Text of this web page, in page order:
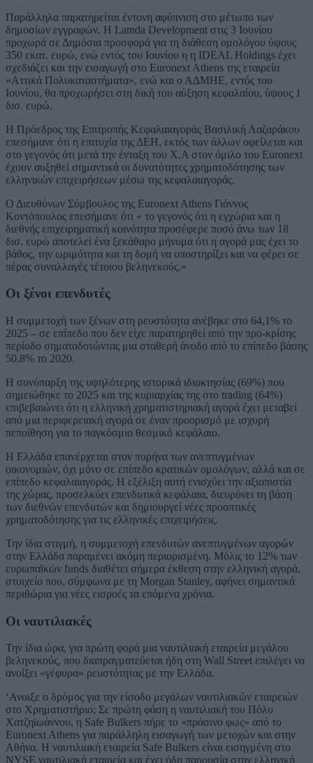
Παράλληλα παρατηρείται έντονη αφύπνιση στο μέτωπο των
δημοσίων εγγραφών. Η Lamda Development στις 3 Ιουνίου
προχωρά σε Δημόσια προσφορά για τη διάθεση ομολόγου ύψους
350 εκατ. ευρώ, ενώ εντός του Ιουνίου η η IDEAL Holdings έχει
σχεδιάζει και την εισαγωγή στο Euronext Athens της εταιρεία
«Αττικά Πολυκαταστήματα», ενώ και ο ΑΔΜΗΕ, εντός του
Ιουνίου, θα προχωρήσει στη δική του αύξηση κεφαλαίου, ύψους 1
δισ. ευρώ.
Η Πρόεδρος της Επιτροπής Κεφαλαιαγοράς Βασιλική Λαζαράκου
επεσήμανε ότι η επιτυχία της ΔΕΗ, εκτός των άλλων οφείλεται και
στο γεγονός ότι μετά την ένταξη του Χ.Α στον όμιλο του Euronext
έχουν αυξηθεί σημαντικά οι δυνατότητες χρηματοδότησης των
ελληνικών επιχειρήσεων μέσω της κεφαλαιαγοράς.
Ο Διευθύνων Σύμβουλος της Euronext Athens Γιάννος
Κοντόπουλος επεσήμανε ότι « το γεγονός ότι η εγχώρια και η
διεθνής επιχειρηματική κοινότητα προσέφερε ποσό άνω των 18
δισ. ευρώ αποτελεί ένα ξεκάθαρο μήνυμα ότι η αγορά μας έχει το
βάθος, την ωριμότητα και τη δομή να υποστηρίξει και να φέρει σε
πέρας συναλλαγές τέτοιου βεληνεκούς.»
Οι ξένοι επενδυτές
Η συμμετοχή των ξένων στη ρευστότητα ανέβηκε στο 64,1% το
2025 – σε επίπεδο που δεν είχε παρατηρηθεί από την προ-κρίσης
περίοδο σηματοδοτώντας μια σταθερή άνοδο από το επίπεδο βάσης
50,8% το 2020.
Η συνύπαρξη της υψηλότερης ιστορικά ιδιοκτησίας (69%) που
σημειώθηκε το 2025 και της κυριαρχίας της στο trading (64%)
επιβεβαιώνει ότι η ελληνική χρηματιστηριακή αγορά έχει μεταβεί
από μια περιφερειακή αγορά σε έναν προορισμό με ισχυρή
πεποίθηση για το παγκόσμιο θεσμικό κεφάλαιο.
Η Ελλάδα επανέρχεται στον πυρήνα των ανεπτυγμένων
οικονομιών, όχι μόνο σε επίπεδο κρατικών ομολόγων, αλλά και σε
επίπεδο κεφαλαιαγοράς. Η εξέλιξη αυτή ενισχύει την αξιοπιστία
της χώρας, προσελκύει επενδυτικά κεφάλαια, διευρύνει τη βάση
των διεθνών επενδυτών και δημιουργεί νέες προοπτικές
χρηματοδότησης για τις ελληνικές επιχειρήσεις.
Την ίδια στιγμή, η συμμετοχή επενδυτών ανεπτυγμένων αγορών
στην Ελλάδα παραμένει ακόμη περιορισμένη. Μόλις το 12% των
ευρωπαϊκών funds διαθέτει σήμερα έκθεση στην ελληνική αγορά,
στοιχείο που, σύμφωνα με τη Morgan Stanley, αφήνει σημαντικά
περιθώρια για νέες εισροές τα επόμενα χρόνια.
Οι ναυτιλιακές
Την ίδια ώρα, για πρώτη φορά μια ναυτιλιακή εταιρεία μεγάλου
βεληνεκούς, που διαπραγματεύεται ήδη στη Wall Street επιλέγει να
ανοίξει «γέφυρα» ρευστότητας με την Ελλάδα.
‘Ανοιξε ο δρόμος για την είσοδο μεγάλων ναυτιλιακών εταιρειών
στο Χρηματιστήριο; Σε πρώτη φάση η ναυτιλιακή του Πόλυ
Χατζηϊωάννου, η Safe Bulkers πήρε το «πράσινο φως» από το
Euronext Athens για παράλληλη εισαγωγή των μετοχών και στην
Αθήνα. Η ναυτιλιακή εταιρεία Safe Bulkers είναι εισηγμένη στο
NYSE ναυτιλιακή εταιρεία και έχει ήδη παρουσία στην ελληνική